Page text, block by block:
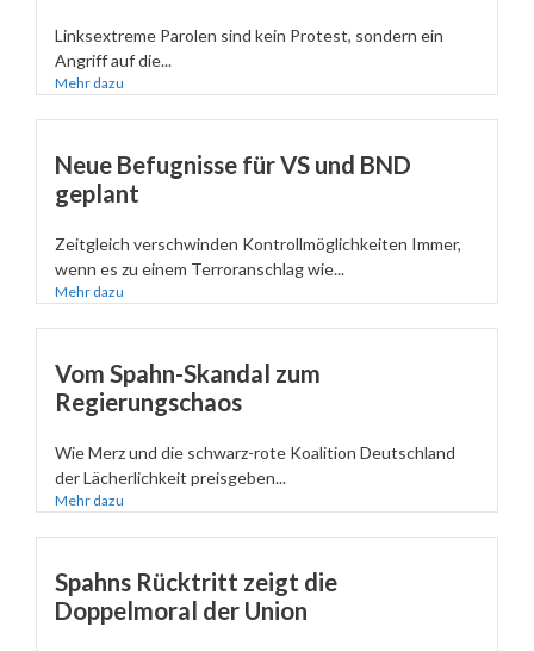
Linksextreme Parolen sind kein Protest, sondern ein
Angriff auf die...
Mehr dazu
Neue Befugnisse für VS und BND
geplant
Zeitgleich verschwinden Kontrollmöglichkeiten Immer,
wenn es zu einem Terroranschlag wie...
Mehr dazu
Vom Spahn-Skandal zum
Regierungschaos
Wie Merz und die schwarz-rote Koalition Deutschland
der Lächerlichkeit preisgeben...
Mehr dazu
Spahns Rücktritt zeigt die
Doppelmoral der Union